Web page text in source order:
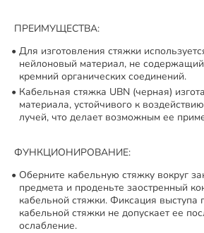
ПРЕИМУЩЕСТВА:
Для изготовления стяжки
нейлоновый материал, не содержащий
кремний органических соединений.
Кабельная стяжка UBN (черная)
материала, устойчивого к
лучей, что делает возможным ее
ФУНКЦИОНИРОВАНИЕ:
Оберните кабельную стяжку вокруг
предмета и проденьте заостренный
кабельной стяжки. Фиксация выступа
кабельной стяжки не допускает ее
ослабление.